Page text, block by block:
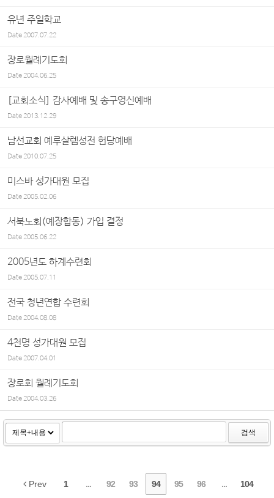
유년 주일학교
Date2007.07.22
장로월례기도회
Date2004.06.25
[교회소식] 감사예배 및 송구영신예배
Date2013.12.29
남선교회 예루살렘성전 헌당예배
Date2010.07.25
미스바 성가대원 모집
Date2005.02.06
서북노회(예장합동) 가입 결정
Date2005.06.22
2005년도 하계수련회
Date2005.07.11
전국 청년연합 수련회
Date2004.08.08
4천명 성가대원 모집
Date2007.04.01
장로회 월례기도회
Date2004.03.26
검색
Prev 1 ... 92 93 94 95 96 ... 104